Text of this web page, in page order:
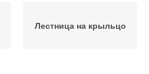
Лестница на крыльцо